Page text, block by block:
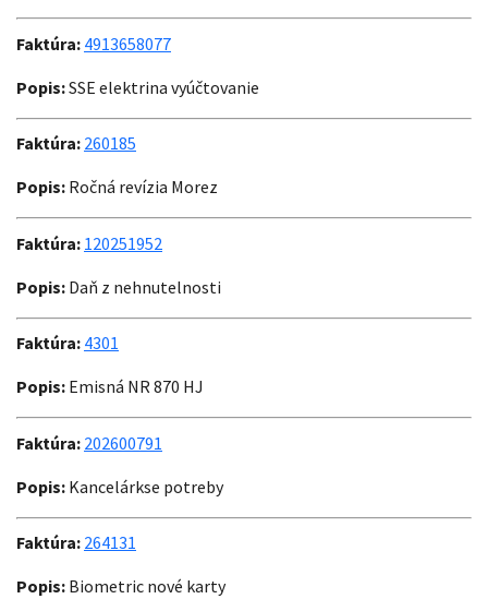
Faktúra: 4913658077
Popis:SSE elektrina vyúčtovanie
Faktúra: 260185
Popis: Ročná revízia Morez
Faktúra: 120251952
Popis: Daň z nehnutelnosti
Faktúra: 4301
Popis: Emisná NR 870 HJ
Faktúra: 202600791
Popis: Kancelárkse potreby
Faktúra: 264131
Popis: Biometric nové karty